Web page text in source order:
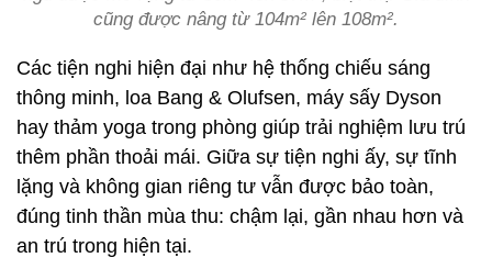
cũng được nâng từ 104m² lên 108m².
Các tiện nghi hiện đại như hệ thống chiếu sáng
thông minh, loa Bang & Olufsen, máy sấy Dyson
hay thảm yoga trong phòng giúp trải nghiệm lưu trú
thêm phần thoải mái. Giữa sự tiện nghi ấy, sự tĩnh
lặng và không gian riêng tư vẫn được bảo toàn,
đúng tinh thần mùa thu: chậm lại, gần nhau hơn và
an trú trong hiện tại.